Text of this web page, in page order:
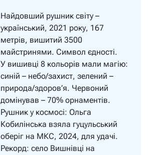
Найдовший рушник світу –
український, 2021 року, 167
метрів, вишитий 3500
майстринями. Символ єдності.
У вишивці 8 кольорів мали магію:
синій – небо/захист, зелений –
природа/здоров’я. Червоний
домінував – 70% орнаментів.
Рушник у космосі: Ольга
Кобилінська взяла гуцульський
оберіг на МКС, 2024, для удачі.
Рекорд: село Вишнівці на